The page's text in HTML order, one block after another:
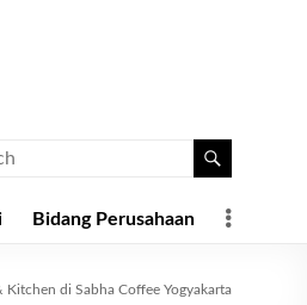
Bidang Perusahaan
Kitchen di Sabha Coffee Yogyakarta